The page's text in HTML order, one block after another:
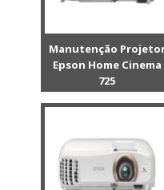
Manutenção
Epson Home Cinema
725